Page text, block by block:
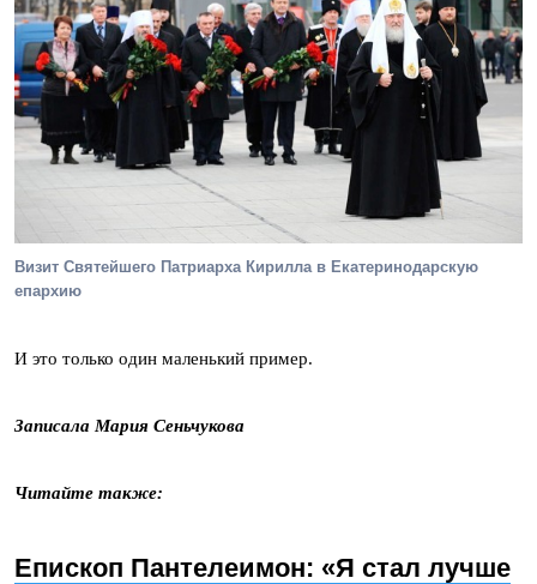
Визит Святейшего Патриарха Кирилла в Екатеринодарскую
епархию
И это только один маленький пример.
Записала Мария Сеньчукова
Читайте также:
Епископ Пантелеимон: «Я стал лучше